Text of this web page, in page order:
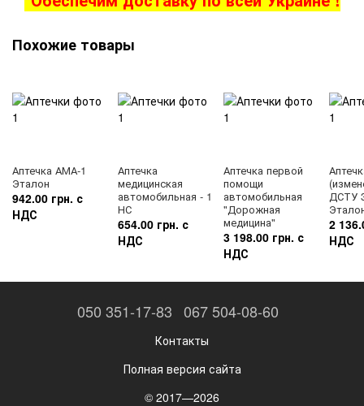
Похожие товары
Аптечка АМА-1
Эталон
942.00 грн. с
НДС
Аптечка
медицинская
автомобильная - 1
НС
654.00 грн. с
НДС
Аптечка первой
помощи
автомобильная
"Дорожная
медицина"
3 198.00 грн. с
НДС
ДСТУ
2
НДС
050 351-17-83 067 504-08-60
Контакты
Полная версия сайта
© 2017—2026